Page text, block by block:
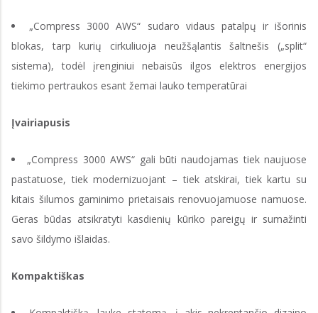
„Compress 3000 AWS“ sudaro vidaus patalpų ir išorinis
blokas, tarp kurių cirkuliuoja neužšąlantis šaltnešis („split“
sistema), todėl įrenginiui nebaisūs ilgos elektros energijos
tiekimo pertraukos esant žemai lauko temperatūrai
Įvairiapusis
„Compress 3000 AWS“ gali būti naudojamas tiek naujuose
pastatuose, tiek modernizuojant – tiek atskirai, tiek kartu su
kitais šilumos gaminimo prietaisais renovuojamuose namuose.
Geras būdas atsikratyti kasdienių kūriko pareigų ir sumažinti
savo šildymo išlaidas.
Kompaktiškas